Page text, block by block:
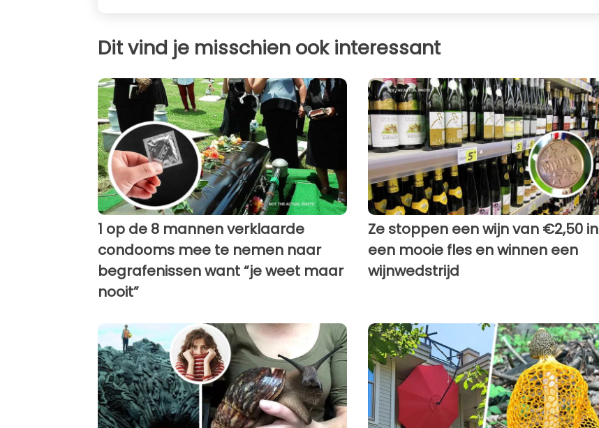
Dit vind je misschien ook interessant
1 op de 8 mannen verklaarde
condooms mee te nemen naar
begrafenissen want “je weet maar
nooit”
Ze stoppen een wijn van €2,50 in
een mooie fles en winnen een
wijnwedstrijd